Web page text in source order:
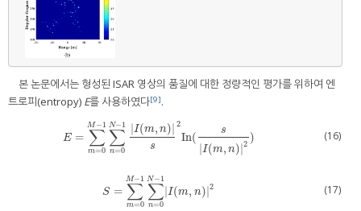
본 논문에서는 형성된 ISAR 영상의 품질에 대한 정량적인 평가를 위하여 엔
트로피(entropy) E를 사용하였다[9].
E = ∑
m=0
M−1 ∑
n=0
N−1 I(m, n)
s
2
In(
s
I(m, n) |2
)
E= ∑m =0 M −1 n =0N−1|I(m n)|s2In(s|I(m,n)| (16)
S = ∑
m=0
M−1 ∑
n=0
N−1
|I(m, n) 2
S= ∑m =0 M −1 ∑ n=0N−1| (m (17)